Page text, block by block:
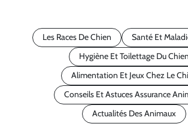
Les Races De Chien
Santé Et
Hygiène Et Toilettage Du Chien
Alimentation Et Jeux Chez Le
Conseils Et Astuces Assurance
Actualités Des Animaux